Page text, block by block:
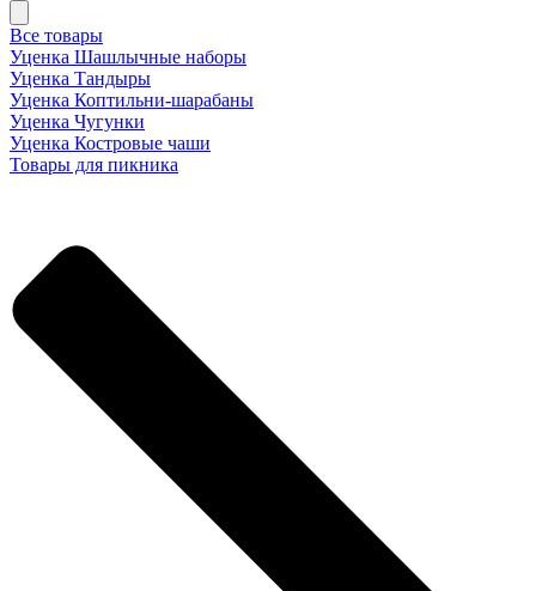
Все товары
Уценка Шашлычные наборы
Уценка Тандыры
Уценка Коптильни-шарабаны
Уценка Чугунки
Уценка Костровые чаши
Товары для пикника